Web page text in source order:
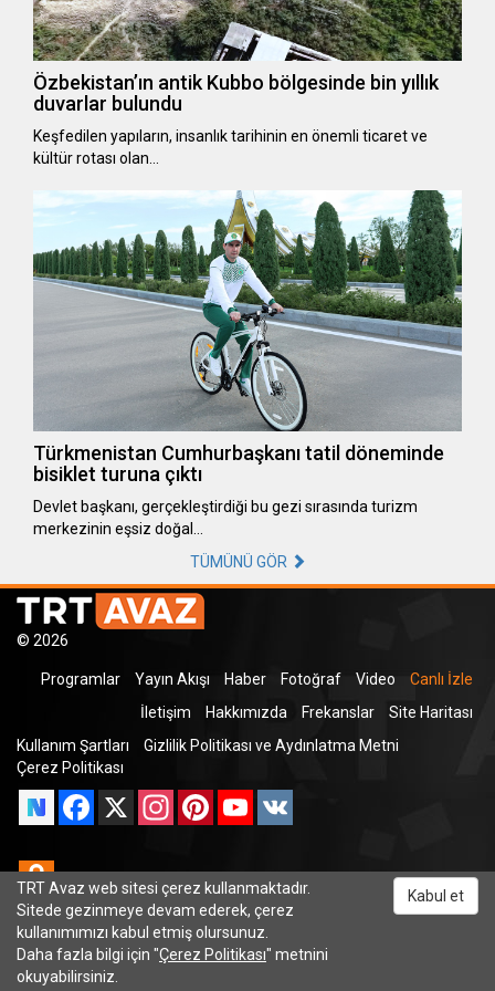
Özbekistan’ın antik Kubbo bölgesinde bin yıllık
duvarlar bulundu
Keşfedilen yapıların, insanlık tarihinin en önemli ticaret ve
kültür rotası olan…
Türkmenistan Cumhurbaşkanı tatil döneminde
bisiklet turuna çıktı
Devlet başkanı, gerçekleştirdiği bu gezi sırasında turizm
merkezinin eşsiz doğal…
TÜMÜNÜ GÖR
© 2026
Programlar Yayın Akışı Haber Fotoğraf Video
Canlı İzle
İletişim
Hakkımızda Frekanslar
Site Haritası
Kullanım Şartları
Gizlilik Politikası ve Aydınlatma Metni
Çerez Politikası
Facebook
X InstagramPinterestYouTube
Odnoklassniki
TRT Avaz web sitesi çerez kullanmaktadır.
Sitede gezinmeye devam ederek, çerez
kullanımımızı kabul etmiş olursunuz.
Daha fazla bilgi için "Çerez Politikası" metnini
okuyabilirsiniz.
Kabul et